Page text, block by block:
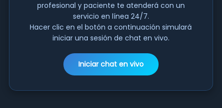
profesional y paciente te atenderá con un
servicio en línea 24/7.
Hacer clic en el botón a continuación simulará
iniciar una sesión de chat en vivo.
Iniciar chat en vivo